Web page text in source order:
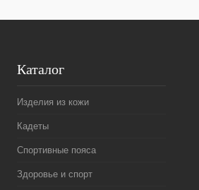
Каталог
Изделия из кожи
Кадеты
Спортивные пояса
Здоровье и спорт